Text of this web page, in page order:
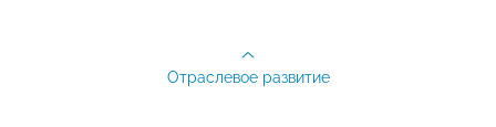
Отраслевое развитие